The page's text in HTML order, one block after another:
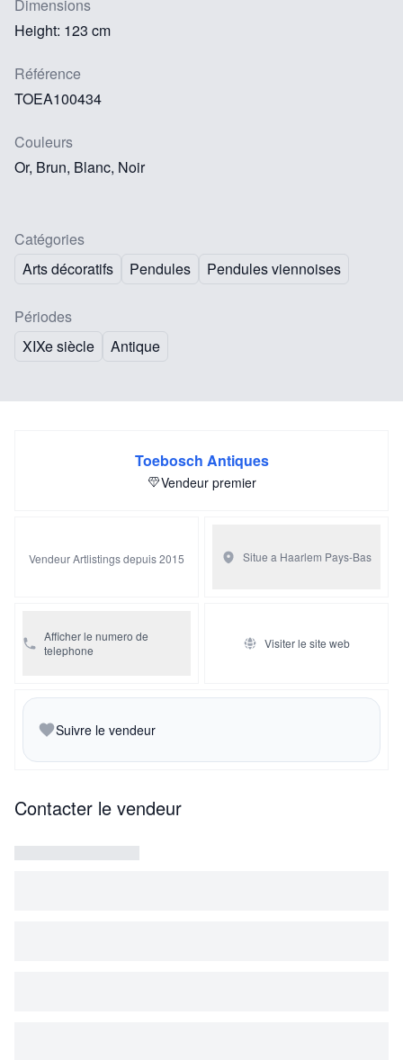
Dimensions
Height: 123 cm
Référence
TOEA100434
Couleurs
Or, Brun, Blanc, Noir
Catégories
Arts décoratifs
Pendules Pendules viennoises
Périodes
XIXe siècle
Antique
Toebosch Antiques
Vendeur premier
Vendeur Artlistings depuis 2015 Situe a Haarlem Pays-Bas
Afficher le numero de
telephone
Visiter le site web
Suivre le vendeur
Contacter le vendeur